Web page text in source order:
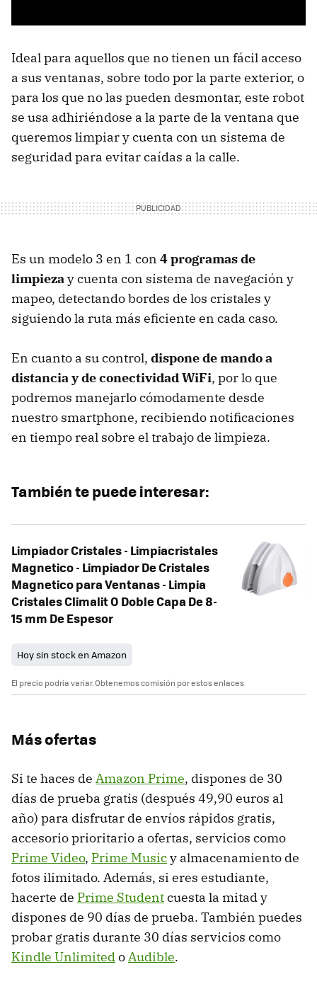
Ideal para aquellos que no tienen un fácil acceso
a sus ventanas, sobre todo por la parte exterior, o
para los que no las pueden desmontar, este robot
se usa adhiriéndose a la parte de la ventana que
queremos limpiar y cuenta con un sistema de
seguridad para evitar caídas a la calle.
Es un modelo 3 en 1 con 4 programas de
limpiezay cuenta con sistema de navegación y
mapeo, detectando bordes de los cristales y
siguiendo la ruta más eficiente en cada caso.
En cuanto a su control, dispone de mando a
distancia y de conectividad WiFi, por lo que
podremos manejarlo cómodamente desde
nuestro smartphone, recibiendo notificaciones
en tiempo real sobre el trabajo de limpieza.
También te puede interesar:
Limpiador Cristales - Limpiacristales
Magnetico - Limpiador De Cristales
Magnetico para Ventanas - Limpia
Cristales Climalit O Doble Capa De 8-
15 mm De Espesor
Hoy sin stock en Amazon
El precio podría variar. Obtenemos comisión por estos enlaces
Más ofertas
Si te haces de Amazon Prime, dispones de 30
días de prueba gratis (después 49,90 euros al
año) para disfrutar de envíos rápidos gratis,
accesorio prioritario a ofertas, servicios como
Prime Video, Prime Musicy almacenamiento de
fotos ilimitado. Además, si eres estudiante,
hacerte de Prime Studentcuesta la mitad y
dispones de 90 días de prueba. También puedes
probar gratis durante 30 días servicios como
Kindle UnlimitedoAudible.